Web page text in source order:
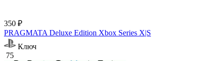
350 ₽
PRAGMATA Deluxe Edition Xbox Series X|S
Ключ
75